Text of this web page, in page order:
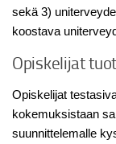
sekä 3)
koostava
Opiskelijat
Opiskelijat
kokemuksistaan
suunnittelemalle